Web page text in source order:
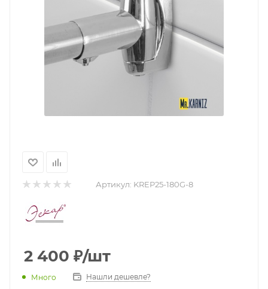
Артикул: KREP25-180G-8
2 400 ₽/шт
Много Нашли дешевле?